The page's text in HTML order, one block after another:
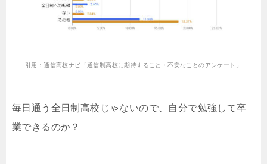
引用：通信高校ナビ「通信制高校に期待すること・不安なことのアンケート」
毎日通う全日制高校じゃないので、自分で勉強して卒
業できるのか？